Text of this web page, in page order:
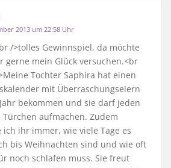
2013 um 22:58 Uhr
/>tolles Gewinnspiel, da möchte
gerne mein Glück versuchen.<br
Tochter Saphira hat einen
mit Überraschungseiern
bekommen und sie darf jeden
Türchen aufmachen. Zudem
ich ihr immer, wie viele Tage es
bis Weihnachten sind und wie oft
noch schlafen muss. Sie freut